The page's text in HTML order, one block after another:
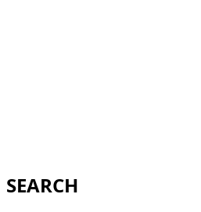
SEARCH